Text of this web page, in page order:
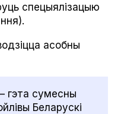
спецыялізацыю
асобны
гэта сумесны
Беларускі